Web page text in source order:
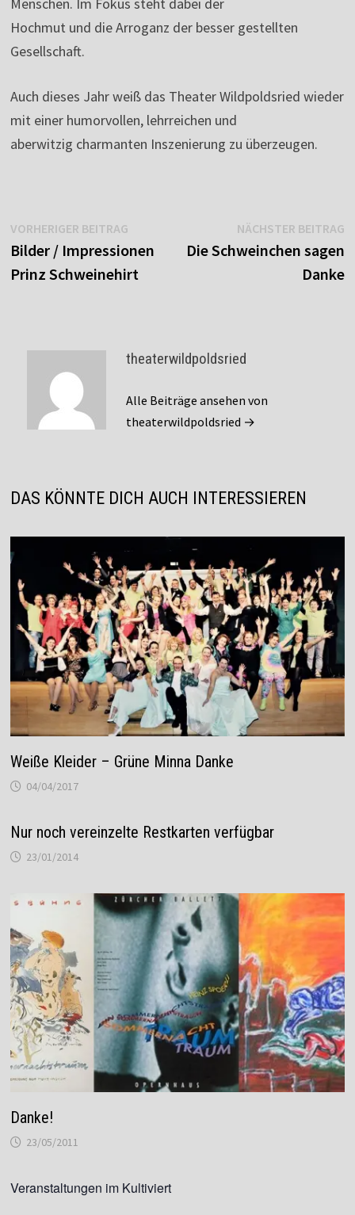
Hochmut und die Arroganz der besser gestellten
Gesellschaft.
Auch dieses Jahr weiß das Theater Wildpoldsried wieder
mit einer humorvollen, lehrreichen und
aberwitzig charmanten Inszenierung zu überzeugen.
Beitragsnavigation
VORHERIGER BEITRAGVorheriger
Beitrag:
Bilder / Impressionen
Prinz Schweinehirt
NÄCHSTER BEITRAG
Die Schweinchen sagen
Danke
theaterwildpoldsried
Alle Beiträge ansehen von
theaterwildpoldsried →
DAS KÖNNTE DICH AUCH INTERESSIEREN
Weiße Kleider – Grüne Minna Danke
04/04/2017
Nur noch vereinzelte Restkarten verfügbar
23/01/2014
Danke!
23/05/2011
Veranstaltungen im Kultiviert